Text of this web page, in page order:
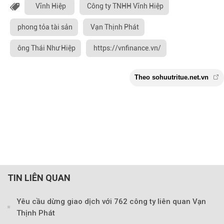
Vĩnh Hiệp Công ty TNHH Vĩnh Hiệp
phong tỏa tài sản Vạn Thịnh Phát
ông Thái Như Hiệp https://vnfinance.vn/
TIN LIÊN QUAN
Yêu cầu dừng giao dịch với 762 công ty liên quan Vạn
Thịnh Phát